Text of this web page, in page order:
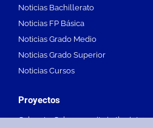
Noticias Bachillerato
Noticias FP Básica
Noticias Grado Medio
Noticias Grado Superior
Noticias Cursos
Proyectos
Cyber-In. Cybersecurity in the